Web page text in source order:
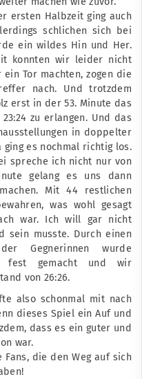
ersten Halbzeit ging auch
schlichen sich bei
ein wildes Hin und Her.
konnten wir leider nicht
Tor machten, zogen die
nach. Und trotzdem
erst in der 53. Minute das
zu erlangen. Und das
in doppelter
es nochmal richtig los.
spreche ich nicht nur von
gelang es uns dann
Mit 44 restlichen
was wohl gesagt
war. Ich will gar nicht
sein musste. Durch einen
Gegnerinnen wurde
fest gemacht und wir
von 26:26.
also schonmal mit nach
dieses Spiel ein Auf und
dass es ein guter und
war.
die den Weg auf sich